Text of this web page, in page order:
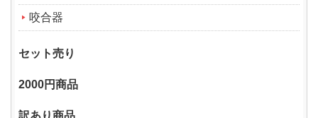
咬合器
セット売り
2000円商品
訳あり商品